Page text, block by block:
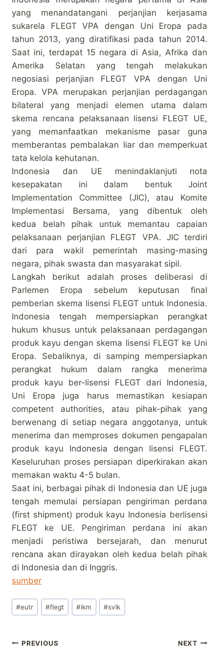
yang menandatangani perjanjian kerjasama
sukarela FLEGT VPA dengan Uni Eropa pada
tahun 2013, yang diratifikasi pada tahun 2014.
Saat ini, terdapat 15 negara di Asia, Afrika dan
Amerika Selatan yang tengah melakukan
negosiasi perjanjian FLEGT VPA dengan Uni
Eropa. VPA merupakan perjanjian perdagangan
bilateral yang menjadi elemen utama dalam
skema rencana pelaksanaan lisensi FLEGT UE,
yang memanfaatkan mekanisme pasar guna
memberantas pembalakan liar dan memperkuat
tata kelola kehutanan.
Indonesia dan UE menindaklanjuti nota
kesepakatan ini dalam bentuk Joint
Implementation Committee (JIC), atau Komite
Implementasi Bersama, yang dibentuk oleh
kedua belah pihak untuk memantau capaian
pelaksanaan perjanjian FLEGT VPA. JIC terdiri
dari para wakil pemerintah masing-masing
negara, pihak swasta dan masyarakat sipil.
Langkah berikut adalah proses deliberasi di
Parlemen Eropa sebelum keputusan final
pemberian skema lisensi FLEGT untuk Indonesia.
Indonesia tengah mempersiapkan perangkat
hukum khusus untuk pelaksanaan perdagangan
produk kayu dengan skema lisensi FLEGT ke Uni
Eropa. Sebaliknya, di samping mempersiapkan
perangkat hukum dalam rangka menerima
produk kayu ber-lisensi FLEGT dari Indonesia,
Uni Eropa juga harus memastikan kesiapan
competent authorities, atau pihak-pihak yang
berwenang di setiap negara anggotanya, untuk
menerima dan memproses dokumen pengapalan
produk kayu Indonesia dengan lisensi FLEGT.
Keseluruhan proses persiapan diperkirakan akan
memakan waktu 4-5 bulan.
Saat ini, berbagai pihak di Indonesia dan UE juga
tengah memulai persiapan pengiriman perdana
(first shipment) produk kayu Indonesia berlisensi
FLEGT ke UE. Pengiriman perdana ini akan
menjadi peristiwa bersejarah, dan menurut
rencana akan dirayakan oleh kedua belah pihak
di Indonesia dan di Inggris.
sumber
Post
Tags:
#eutr #flegt #ikm #svlk
Post
PREVIOUS NEXT